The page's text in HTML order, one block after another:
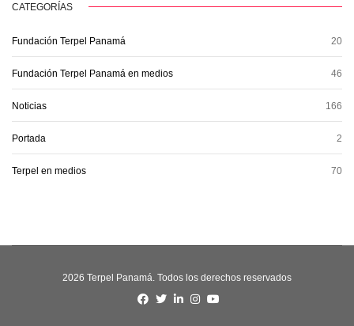
CATEGORÍAS
Fundación Terpel Panamá 20
Fundación Terpel Panamá en medios 46
Noticias 166
Portada 2
Terpel en medios 70
2026 Terpel Panamá. Todos los derechos reservados